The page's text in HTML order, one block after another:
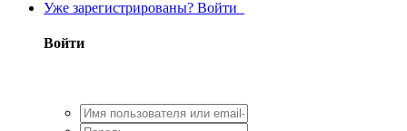
Уже зарегистрированы? Войти
Войти